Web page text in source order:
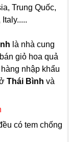
Trung Quốc,
là nhà cung
giỏ hoa quả
nhập khẩu
ởThái Bình và
có tem chống